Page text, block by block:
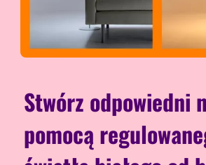
Stwórz odpowiedni
pomocą